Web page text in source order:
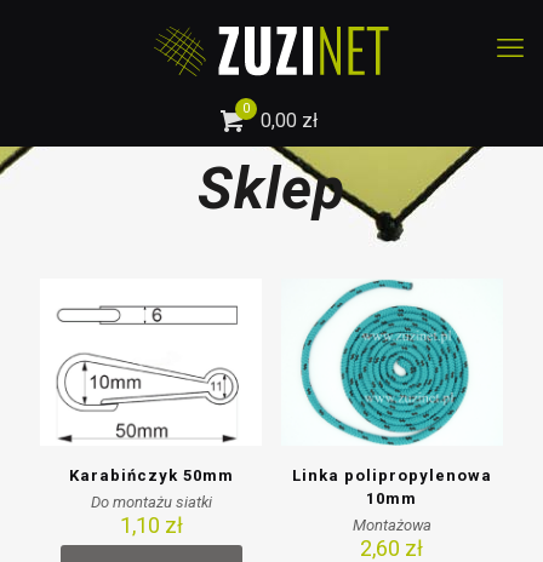
0
0,00 zł
Sklep
Karabińczyk 50mm
Do montażu siatki
1,10 zł
Linka polipropylenowa
10mm
Montażowa
2,60 zł